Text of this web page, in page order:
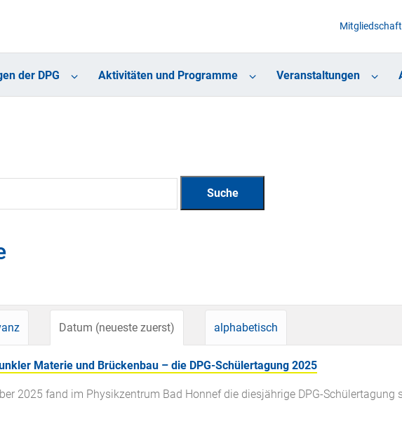
Mitgliedschaft
der DPG Aktivitäten und Programme Veranstaltungen
Datum (neueste zuerst) alphabetisch
Materie und Brückenbau – die DPG-Schülertagung 2025
2025 fand im Physikzentrum Bad Honnef die diesjährige DPG-Schülertagung